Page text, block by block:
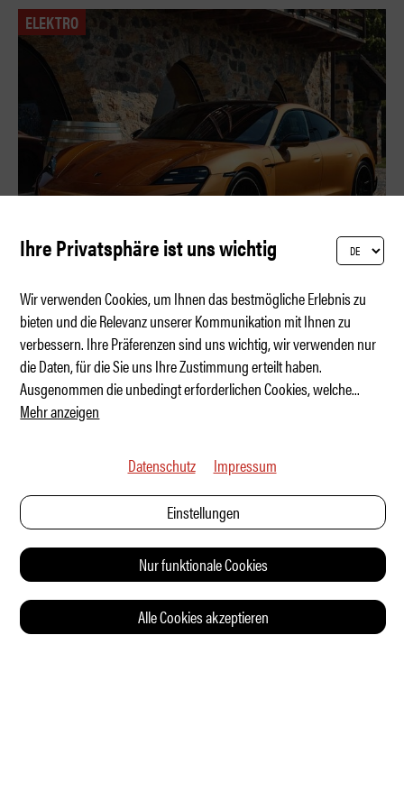
ELEKTRO
Der exklusivste Taycan der Schweiz
Ihre Privatsphäre ist uns wichtig
Wir verwenden Cookies, um Ihnen das bestmögliche Erlebnis zu
bieten und die Relevanz unserer Kommunikation mit Ihnen zu
verbessern. Ihre Präferenzen sind uns wichtig, wir verwenden nur
die Daten, für die Sie uns Ihre Zustimmung erteilt haben.
Ausgenommen die unbedingt erforderlichen Cookies, welche...
Mehr anzeigen
Datenschutz Impressum
Einstellungen
Nur funktionale Cookies
Alle Cookies akzeptieren